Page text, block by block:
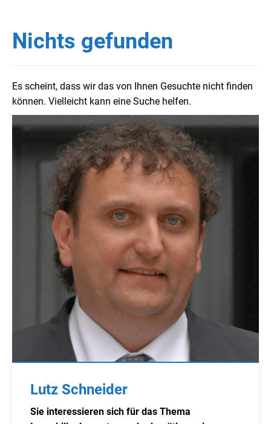
Nichts gefunden
Es scheint, dass wir das von Ihnen Gesuchte nicht finden
können. Vielleicht kann eine Suche helfen.
Lutz Schneider
Sie interessieren sich für das Thema